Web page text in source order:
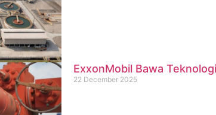
ExxonMobil Bawa
22 December 2025